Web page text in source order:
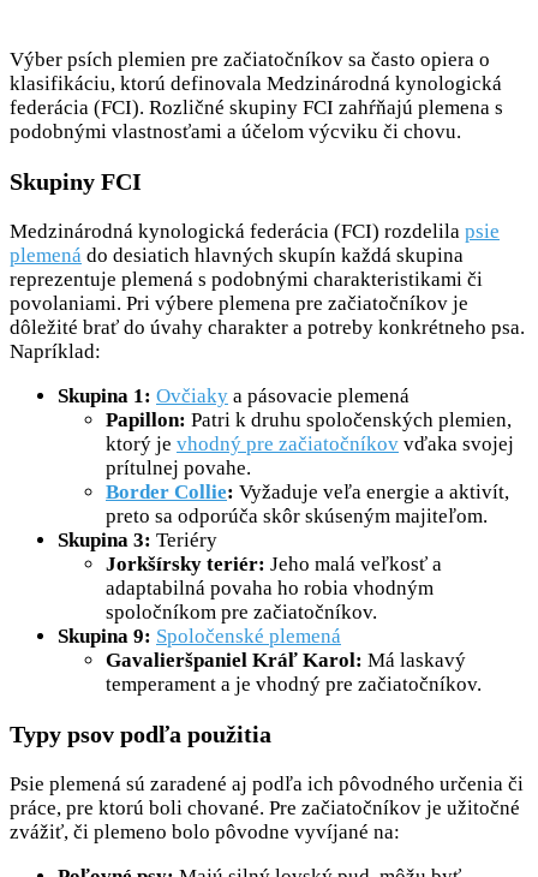
Výber psích plemien pre začiatočníkov sa často opiera o
klasifikáciu, ktorú definovala Medzinárodná kynologická
federácia (FCI). Rozličné skupiny FCI zahŕňajú plemena s
podobnými vlastnosťami a účelom výcviku či chovu.
Skupiny FCI
Medzinárodná kynologická federácia (FCI) rozdelila psie
plemená do desiatich hlavných skupín každá skupina
reprezentuje plemená s podobnými charakteristikami či
povolaniami. Pri výbere plemena pre začiatočníkov je
dôležité brať do úvahy charakter a potreby konkrétneho psa.
Napríklad:
Skupina 1: Ovčiaky a pásovacie plemená
Papillon: Patri k druhu spoločenských plemien,
ktorý je vhodný pre začiatočníkov vďaka svojej
prítulnej povahe.
Border Collie: Vyžaduje veľa energie a aktivít,
preto sa odporúča skôr skúseným majiteľom.
Skupina 3: Teriéry
Jorkšírsky teriér: Jeho malá veľkosť a
adaptabilná povaha ho robia vhodným
spoločníkom pre začiatočníkov.
Skupina 9: Spoločenské plemená
Gavalieršpaniel Kráľ Karol: Má laskavý
temperament a je vhodný pre začiatočníkov.
Typy psov podľa použitia
Psie plemená sú zaradené aj podľa ich pôvodného určenia či
práce, pre ktorú boli chované. Pre začiatočníkov je užitočné
zvážiť, či plemeno bolo pôvodne vyvíjané na: